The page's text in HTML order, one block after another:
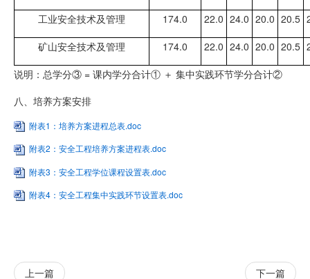
工业安全技术及管理
174.0 22.0 24.0 20.0 20.5
矿山安全技术及管理
174.0 22.0 24.0 20.0 20.5
说明：总学分③ = 课内学分合计① ＋ 集中实践环节学分合计②
八、培养方案安排
附表1：培养方案进程总表.doc
附表2：安全工程培养方案进程表.doc
附表3：安全工程学位课程设置表.doc
附表4：安全工程集中实践环节设置表.doc
上一篇 下一篇